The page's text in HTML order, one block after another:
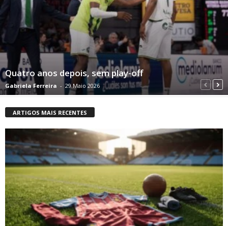
Quatro anos depois, sem play-off
Gabriela Ferreira - 29 Maio 2026
ARTIGOS MAIS RECENTES